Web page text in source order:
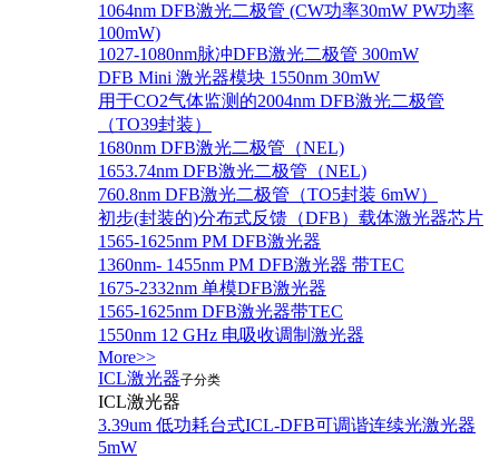
1064nm DFB激光二极管 (CW功率30mW PW功率
100mW)
1027-1080nm脉冲DFB激光二极管 300mW
DFB Mini 激光器模块 1550nm 30mW
用于CO2气体监测的2004nm DFB激光二极管
（TO39封装）
1680nm DFB激光二极管（NEL)
1653.74nm DFB激光二极管（NEL)
760.8nm DFB激光二极管（TO5封装 6mW）
初步(封装的)分布式反馈（DFB）载体激光器芯片
1565-1625nm PM DFB激光器
1360nm- 1455nm PM DFB激光器 带TEC
1675-2332nm 单模DFB激光器
1565-1625nm DFB激光器带TEC
1550nm 12 GHz 电吸收调制激光器
More>>
ICL激光器子分类
ICL激光器
3.39um 低功耗台式ICL-DFB可调谐连续光激光器
5mW